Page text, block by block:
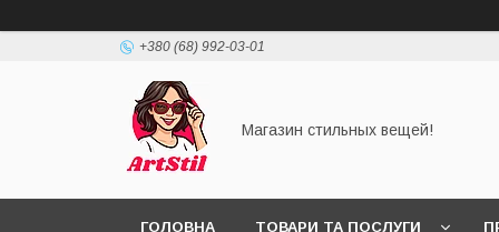
+380 (68) 992-03-01
Магазин стильных вещей!
ГОЛОВНА ТОВАРИ ТА ПОСЛУГИ